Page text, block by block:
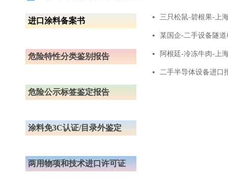
进口涂料备案书
危险特性分类鉴别报告
危险公示标签鉴定报告
涂料免3C认证/目录外鉴定
两用物项和技术进口许可证
넷 三只松鼠-碧根果-上
넷
넷 阿根廷-冷冻牛肉-上
넷 二手半导体设备进口